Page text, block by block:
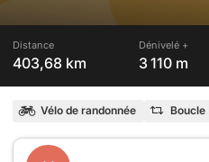
Distance
403,68 km
Dénivelé +
3 110 m
Vélo de randonnée Boucle